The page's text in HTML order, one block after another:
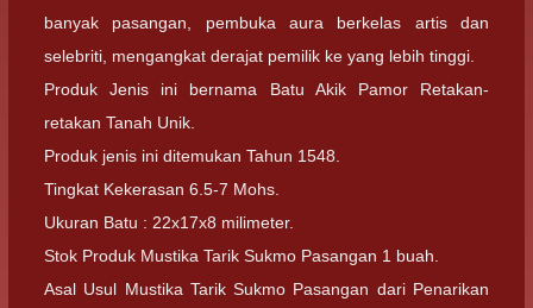
banyak pasangan, pembuka aura berkelas artis dan
selebriti, mengangkat derajat pemilik ke yang lebih tinggi.
Produk Jenis ini bernama Batu Akik Pamor Retakan-
retakan Tanah Unik.
Produk jenis ini ditemukan Tahun 1548.
Tingkat Kekerasan 6.5-7 Mohs.
Ukuran Batu : 22x17x8 milimeter.
Stok Produk Mustika Tarik Sukmo Pasangan 1 buah.
Asal Usul Mustika Tarik Sukmo Pasangan dari Penarikan